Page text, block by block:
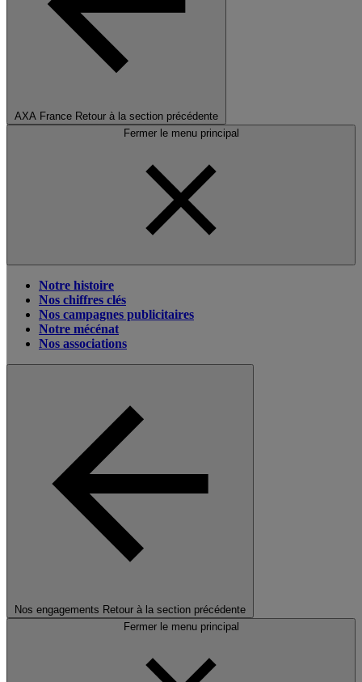
AXA France Retour à la section précédente
Fermer le menu principal
Notre histoire
Nos chiffres clés
Nos campagnes publicitaires
Notre mécénat
Nos associations
Nos engagements Retour à la section précédente
Fermer le menu principal